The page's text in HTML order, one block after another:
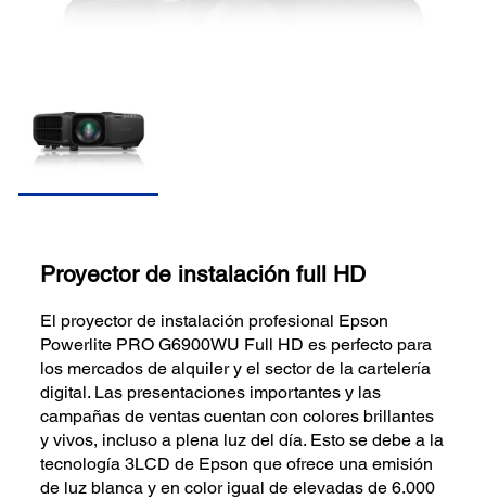
Proyector de instalación full HD
El proyector de instalación profesional Epson
Powerlite PRO G6900WU Full HD es perfecto para
los mercados de alquiler y el sector de la cartelería
digital. Las presentaciones importantes y las
campañas de ventas cuentan con colores brillantes
y vivos, incluso a plena luz del día. Esto se debe a la
tecnología 3LCD de Epson que ofrece una emisión
de luz blanca y en color igual de elevadas de 6.000